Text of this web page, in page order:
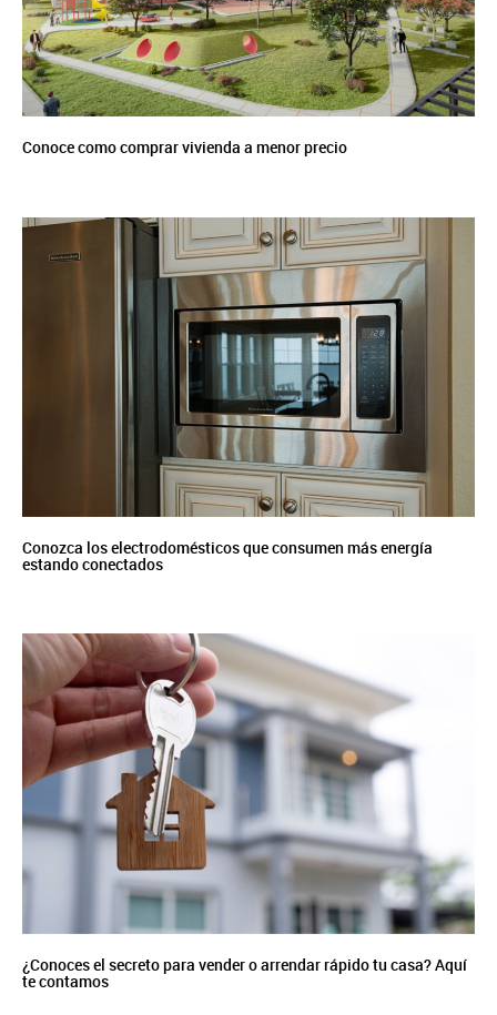
Conoce como comprar vivienda a menor precio
Conozca los electrodomésticos que consumen más energía
estando conectados
¿Conoces el secreto para vender o arrendar rápido tu casa? Aquí
te contamos